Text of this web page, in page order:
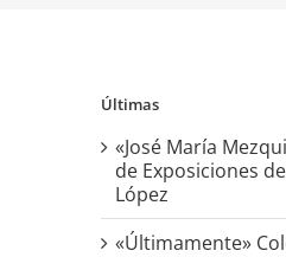
Últimas
«José María
de Exposiciones
López
«Últimamente»